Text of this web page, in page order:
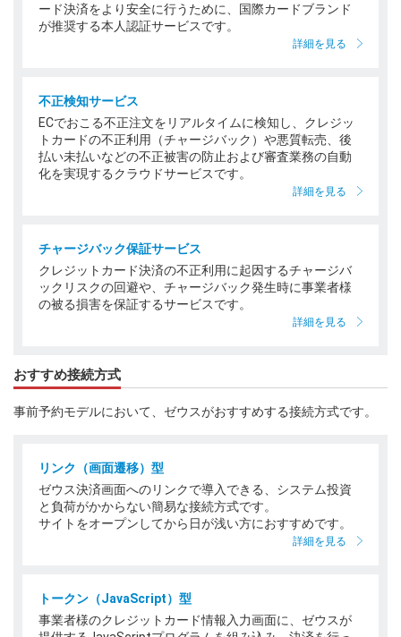
ード決済をより安全に行うために、国際カードブランド
が推奨する本人認証サービスです。
詳細を見る
不正検知サービス
ECでおこる不正注文をリアルタイムに検知し、クレジッ
トカードの不正利用（チャージバック）や悪質転売、後
払い未払いなどの不正被害の防止および審査業務の自動
化を実現するクラウドサービスです。
詳細を見る
チャージバック保証サービス
クレジットカード決済の不正利用に起因するチャージバ
ックリスクの回避や、チャージバック発生時に事業者様
の被る損害を保証するサービスです。
詳細を見る
おすすめ接続方式
事前予約モデルにおいて、ゼウスがおすすめする接続方式です。
リンク（画面遷移）型
ゼウス決済画面へのリンクで導入できる、システム投資
と負荷がかからない簡易な接続方式です。
サイトをオープンしてから日が浅い方におすすめです。
詳細を見る
トークン（JavaScript）型
事業者様のクレジットカード情報入力画面に、ゼウスが